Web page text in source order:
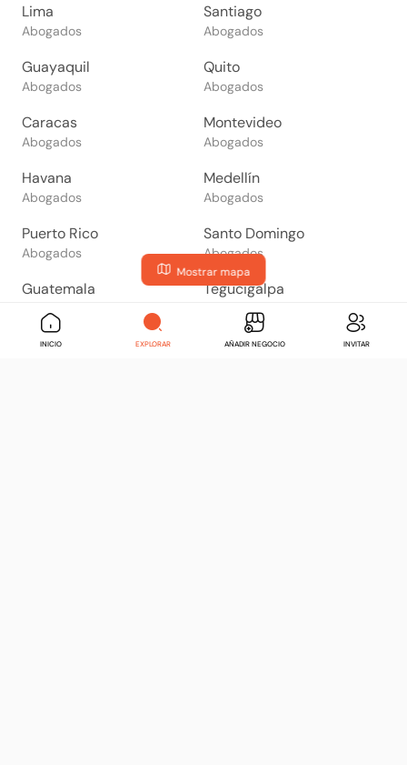
Mostrar mapa
Lima
Abogados
Santiago
Abogados
Guayaquil
Abogados
Quito
Abogados
Caracas
Abogados
Montevideo
Abogados
Havana
Abogados
Medellín
Abogados
Puerto Rico
Abogados
Santo Domingo
Abogados
Guatemala Tegucigalpa
San Salvador Managua
INICIO EXPLORAR AÑADIR NEGOCIO INVITAR